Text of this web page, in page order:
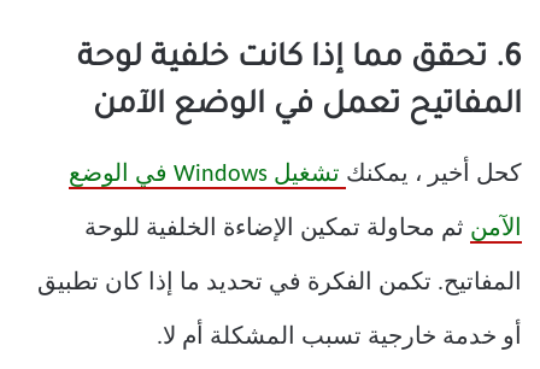
6. تحقق مما إذا كانت خلفية لوحة
المفاتيح تعمل في الوضع الآمن
كحل أخير ، يمكنك تشغيل Windows في الوضع
الآمن ثم محاولة تمكين الإضاءة الخلفية للوحة
المفاتيح. تكمن الفكرة في تحديد ما إذا كان تطبيق
أو خدمة خارجية تسبب المشكلة أم لا.